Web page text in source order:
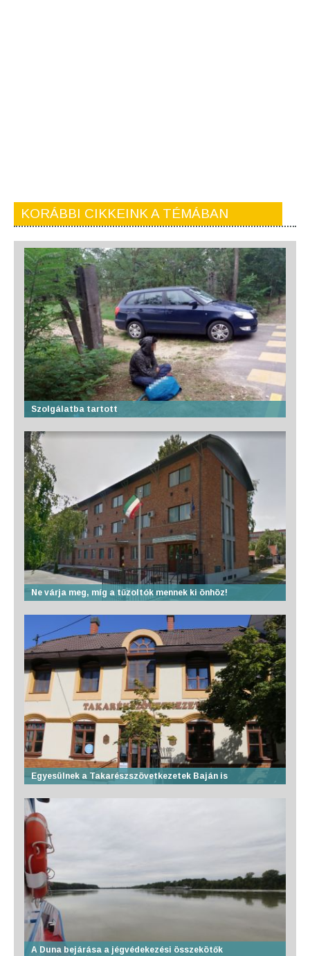
KORÁBBI CIKKEINK A TÉMÁBAN
Szolgálatba tartott
Ne várja meg, míg a tűzoltók mennek ki önhöz!
Egyesülnek a Takarészszövetkezetek Baján is
A Duna bejárása a jégvédekezési összekötők